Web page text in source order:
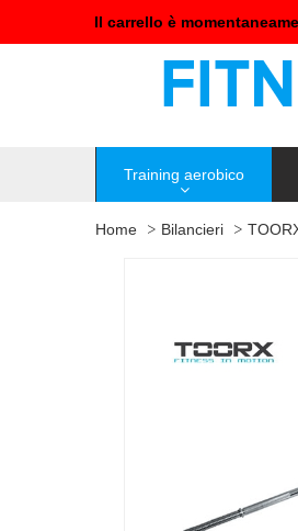
Il carrello è
Training aerobico
Home Bilancieri